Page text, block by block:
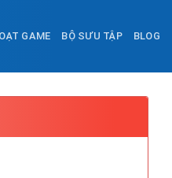
GAME BỘ SƯU TẬP BLOG